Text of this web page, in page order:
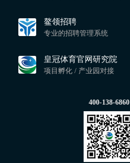
鳌领招聘
专业的招聘管理系统
皇冠体育官网研究院
项目孵化 / 产业园对接
400-138-6860